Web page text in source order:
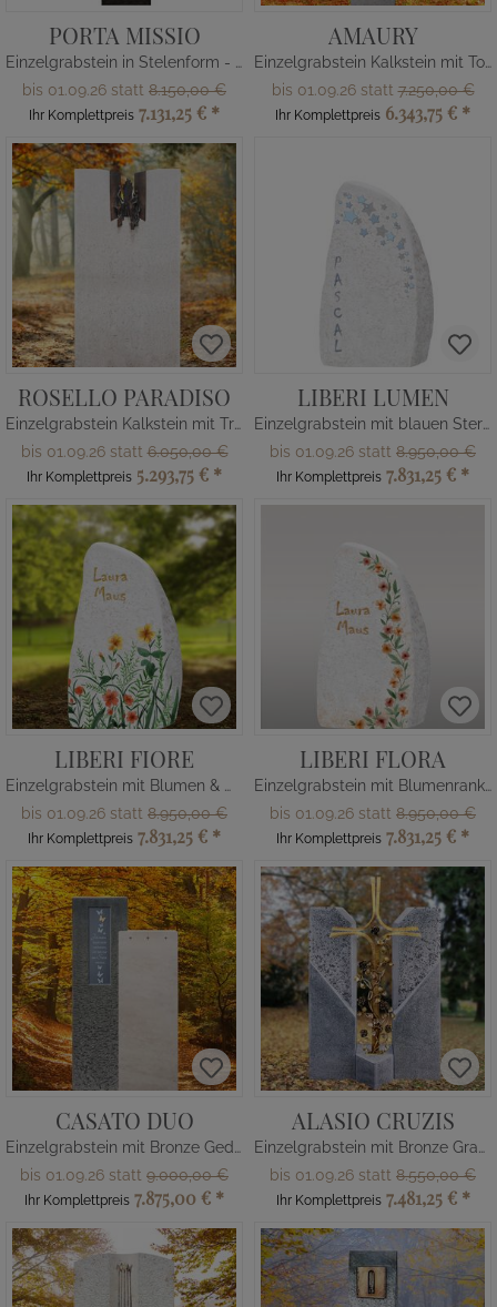
PORTA MISSIO
Einzelgrabstein in Stelenform - dunkler Granit mit Skulptur / Treppe
bis 01.09.26 statt 8.150,00 €
Ihr Komplettpreis 7.131,25 € *
AMAURY
Einzelgrabstein Kalkstein mit Tor & Menschen
bis 01.09.26 statt7.250,00 €
Ihr Komplettpreis 6.343,75 € *
ROSELLO PARADISO
Einzelgrabstein Kalkstein mit Treppe & Figuren
bis 01.09.26 statt6.050,00 €
Ihr Komplettpreis 5.293,75 € *
LIBERI LUMEN
Einzelgrabstein mit blauen Sternen
bis 01.09.26 statt 8.950,00 €
Ihr Komplettpreis 7.831,25 € *
LIBERI FIORE
Einzelgrabstein mit Blumen & Wiese
bis 01.09.26 statt 8.950,00 €
Ihr Komplettpreis 7.831,25 € *
LIBERI FLORA
Einzelgrabstein mit Blumenranke
bis 01.09.26 statt 8.950,00 €
Ihr Komplettpreis 7.831,25 € *
CASATO DUO
Einzelgrabstein mit Bronze Gedenkplatte
bis 01.09.26 statt 9.000,00 €
Ihr Komplettpreis 7.875,00 € *
ALASIO CRUZIS
Einzelgrabstein mit Bronze Grabkreuz & Rosen
bis 01.09.26 statt 8.550,00 €
Ihr Komplettpreis 7.481,25 € *